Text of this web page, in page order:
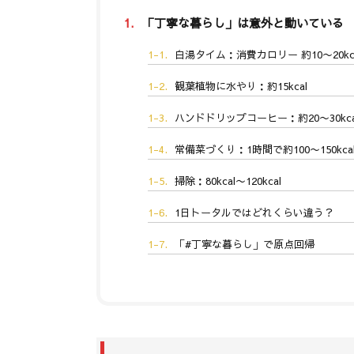
1. 「丁寧な暮らし」は意外と動いている
1-1. 白湯タイム：消費カロリー 約10〜
1-2. 観葉植物に水やり：約15kcal
1-3. ハンドドリップコーヒー：約20〜
1-4. 常備菜づくり：1時間で約100〜150kcal
1-5. 掃除：80kcal〜120kcal
1-6. 1日トータルではどれくらい違う？
1-7. 「#丁寧な暮らし」で原点回帰